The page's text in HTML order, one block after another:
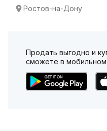
Ростов-на-Дону
Продать выгодно и
сможете в